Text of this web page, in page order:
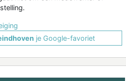
je Google-favoriet